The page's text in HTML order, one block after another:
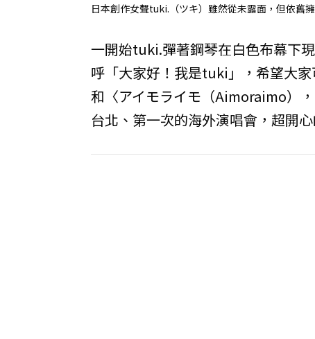
日本創作女聲tuki.（ツキ）雖然從未露面，但依舊
一開始tuki.彈著鋼琴在白色布幕下
呼「大家好！我是tuki」，希望大
和〈アイモライモ（Aimoraimo）
台北、第一次的海外演唱會，超開心